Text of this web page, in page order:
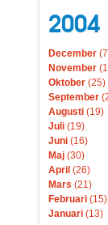
2004
December
November
Oktober (25)
September
Augusti (19)
Juli (19)
Juni (16)
Maj (30)
April (26)
Mars (21)
Februari (15)
Januari (13)